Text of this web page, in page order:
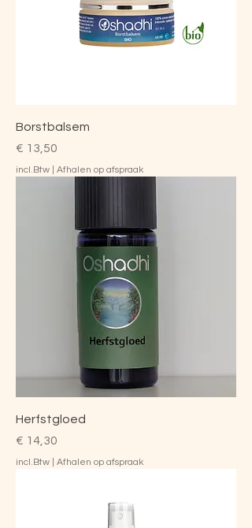
Borstbalsem
Prijs
€ 13,50
incl.Btw Afhalen op afspraak
Herfstgloed
Prijs
€ 14,30
incl.Btw Afhalen op afspraak